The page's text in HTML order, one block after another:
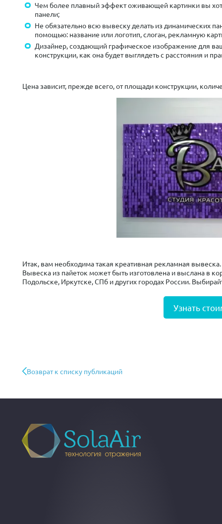
Чем более плавный эффект оживающей картинки вы
панели;
Не обязательно всю вывеску делать из динамических
помощью: название или логотип, слоган, рекламную
Дизайнер, создающий графическое изображение для
конструкции, как она будет выглядеть с расстояния и
Цена зависит, прежде всего, от площади конструкции,
Итак, вам необходима такая креативная рекламная
Вывеска из пайеток может быть изготовлена и выслана в
Подольске, Иркутске, СПб и других городах России.
Узнать
Возврат к списку публикаций